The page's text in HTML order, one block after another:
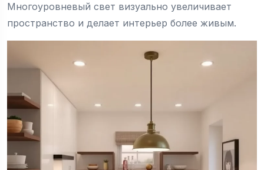
Многоуровневый свет визуально увеличивает
пространство и делает интерьер более живым.